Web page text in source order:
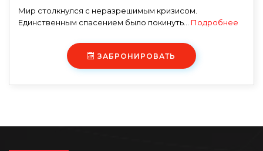
Мир столкнулся с неразрешимым кризисом.
Единственным спасением было покинуть... Подробнее
ЗАБРОНИРОВАТЬ